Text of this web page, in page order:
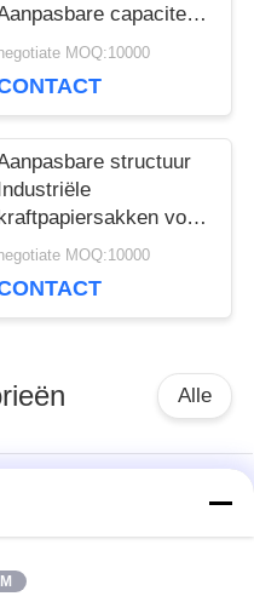
capaciteit
en dikteMOQ:10000
structuur
voor
chemischeMOQ:10000
Alle
Klepmultiwall Zakken